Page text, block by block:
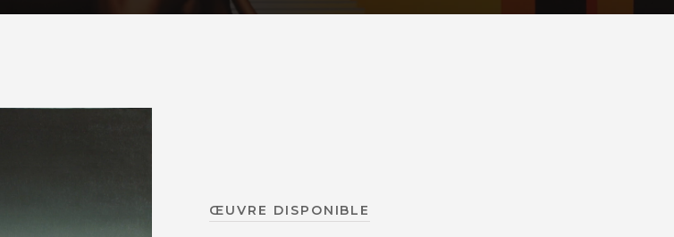
ŒUVRE DISPONIBLE